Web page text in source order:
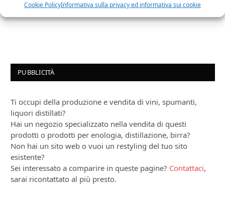
Cookie PolicyInformativa sulla privacy ed informativa sui cookie
Le Casematte – Faro (box 6 x 0,75l) Mr. Vino Rosso
PUBBLICITÀ
Ti occupi della produzione e vendita di vini, spumanti,
liquori distillati?
Hai un negozio specializzato nella vendita di questi
prodotti o prodotti per enologia, distillazione, birra?
Non hai un sito web o vuoi un restyling del tuo sito
esistente?
Sei interessato a comparire in queste pagine? Contattaci,
sarai ricontattato al più presto.